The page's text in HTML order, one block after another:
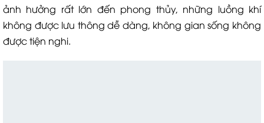
ảnh hưởng rất lớn đến phong thủy, những luồng khí
không được lưu thông dễ dàng, không gian sống không
được tiện nghi.